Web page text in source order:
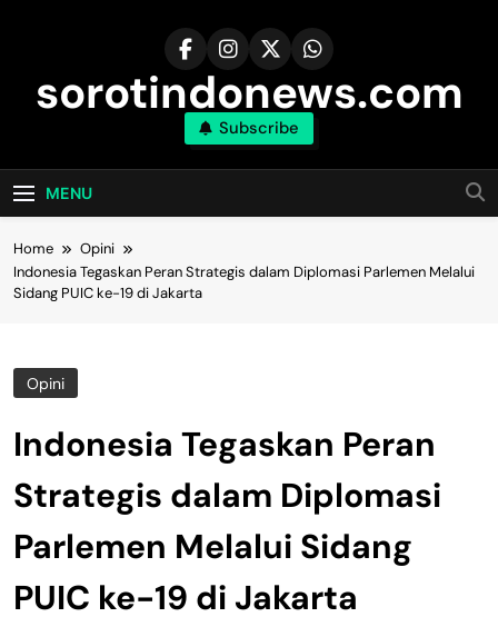
sorotindonews.com
Subscribe
MENU
Home
Opini
Indonesia Tegaskan Peran Strategis dalam Diplomasi Parlemen Melalui
Sidang PUIC ke-19 di Jakarta
Opini
Indonesia Tegaskan Peran
Strategis dalam Diplomasi
Parlemen Melalui Sidang
PUIC ke-19 di Jakarta